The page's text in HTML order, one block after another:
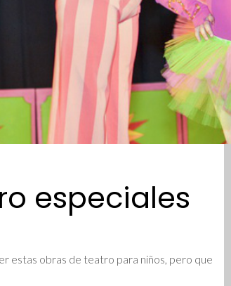
especiales
estas obras de teatro para niños, pero que